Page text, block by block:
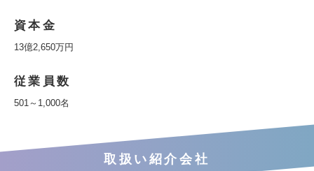
資本金
13億2,650万円
従業員数
501～1,000名
取扱い紹介会社